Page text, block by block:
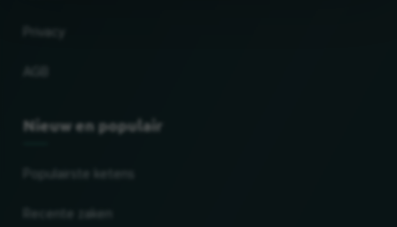
Nieuw en populair
Populairste ketens